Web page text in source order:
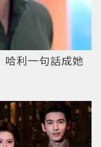
哈利一句話成她